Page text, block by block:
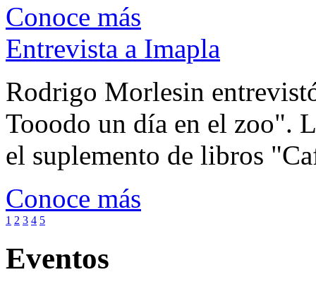
Conoce más
Entrevista a Imapla
Rodrigo Morlesin
Tooodo un día en el zoo".
el suplemento de libros
Conoce más
1 2 3 4 5
Eventos